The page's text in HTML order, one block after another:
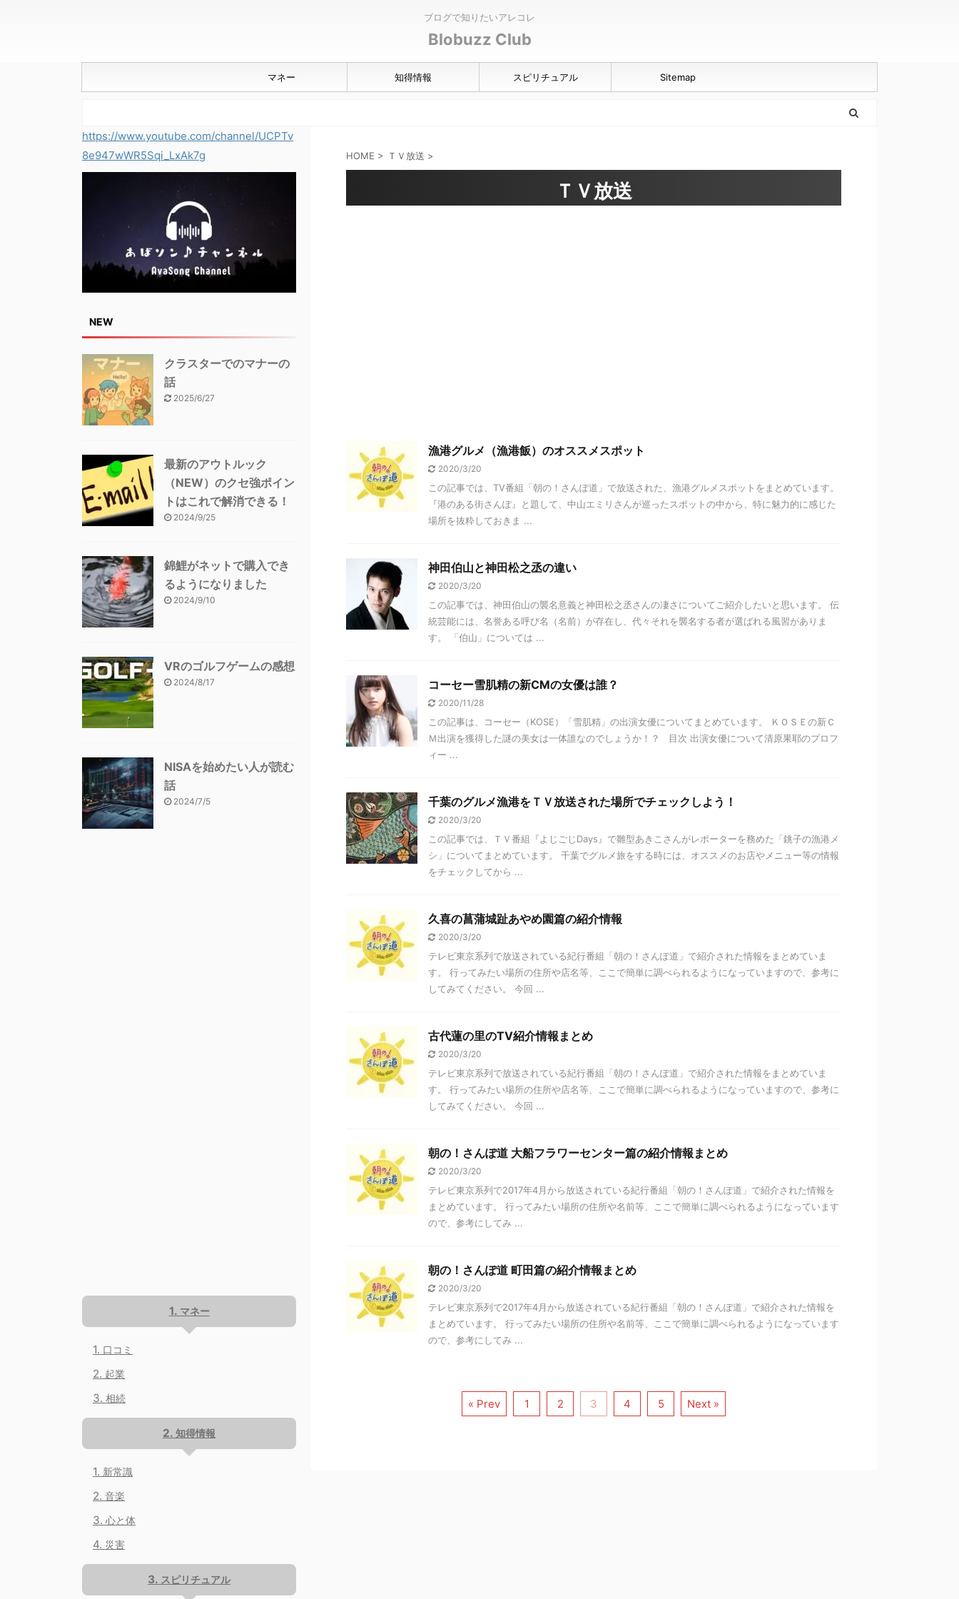
ブログで知りたいアレコレ
Blobuzz Club
マネー 知得情報 スピリチュアル Sitemap
HOME > ＴＶ放送 >
ＴＶ放送
漁港グルメ（漁港飯）のオススメスポット
2020/3/20
この記事では、TV番組「朝の！さんぽ道」で放送された、漁港グルメスポットをまとめています。
『港のある街さんぽ』と題して、中山エミリさんが巡ったスポットの中から、特に魅力的に感じた
場所を抜粋しておきま ...
神田伯山と神田松之丞の違い
2020/3/20
この記事では、神田伯山の襲名意義と神田松之丞さんの凄さについてご紹介したいと思います。 伝
統芸能には、名誉ある呼び名（名前）が存在し、代々それを襲名する者が選ばれる風習がありま
す。 「伯山」については ...
コーセー雪肌精の新CMの女優は誰？
2020/11/28
この記事は、コーセー（KOSE）「雪肌精」の出演女優についてまとめています。 ＫＯＳＥの新Ｃ
Ｍ出演を獲得した謎の美女は一体誰なのでしょうか！？ 目次 出演女優について清原果耶のプロフ
ィー ...
千葉のグルメ漁港をＴＶ放送された場所でチェックしよう！
2020/3/20
この記事では、ＴＶ番組『よじごじDays』で雛型あきこさんがレポーターを務めた「銚子の漁港メ
シ」についてまとめています。 千葉でグルメ旅をする時には、オススメのお店やメニュー等の情報
をチェックしてから ...
久喜の菖蒲城趾あやめ園篇の紹介情報
2020/3/20
テレビ東京系列で放送されている紀行番組「朝の！さんぽ道」で紹介された情報をまとめていま
す。 行ってみたい場所の住所や店名等、ここで簡単に調べられるようになっていますので、参考に
してみてください。 今回 ...
古代蓮の里のTV紹介情報まとめ
2020/3/20
テレビ東京系列で放送されている紀行番組「朝の！さんぽ道」で紹介された情報をまとめていま
す。 行ってみたい場所の住所や店名等、ここで簡単に調べられるようになっていますので、参考に
してみてください。 今回 ...
朝の！さんぽ道 大船フラワーセンター篇の紹介情報まとめ
2020/3/20
テレビ東京系列で2017年4月から放送されている紀行番組「朝の！さんぽ道」で紹介された情報を
まとめています。 行ってみたい場所の住所や名前等、ここで簡単に調べられるようになっています
ので、参考にしてみ ...
朝の！さんぽ道 町田篇の紹介情報まとめ
2020/3/20
テレビ東京系列で2017年4月から放送されている紀行番組「朝の！さんぽ道」で紹介された情報を
まとめています。 行ってみたい場所の住所や名前等、ここで簡単に調べられるようになっています
ので、参考にしてみ ...
« Prev 1 2 3 4 5 Next »
https://www.youtube.com/channel/UCPTv
8e947wWR5Sqi_LxAk7g
NEW
クラスターでのマナーの
話
2025/6/27
最新のアウトルック
（NEW）のクセ強ポイン
トはこれで解消できる！
2024/9/25
錦鯉がネットで購入でき
るようになりました
2024/9/10
VRのゴルフゲームの感想
2024/8/17
NISAを始めたい人が読む
話
2024/7/5
マネー
口コミ
起業
相続
知得情報
新常識
音楽
心と体
災害
スピリチュアル